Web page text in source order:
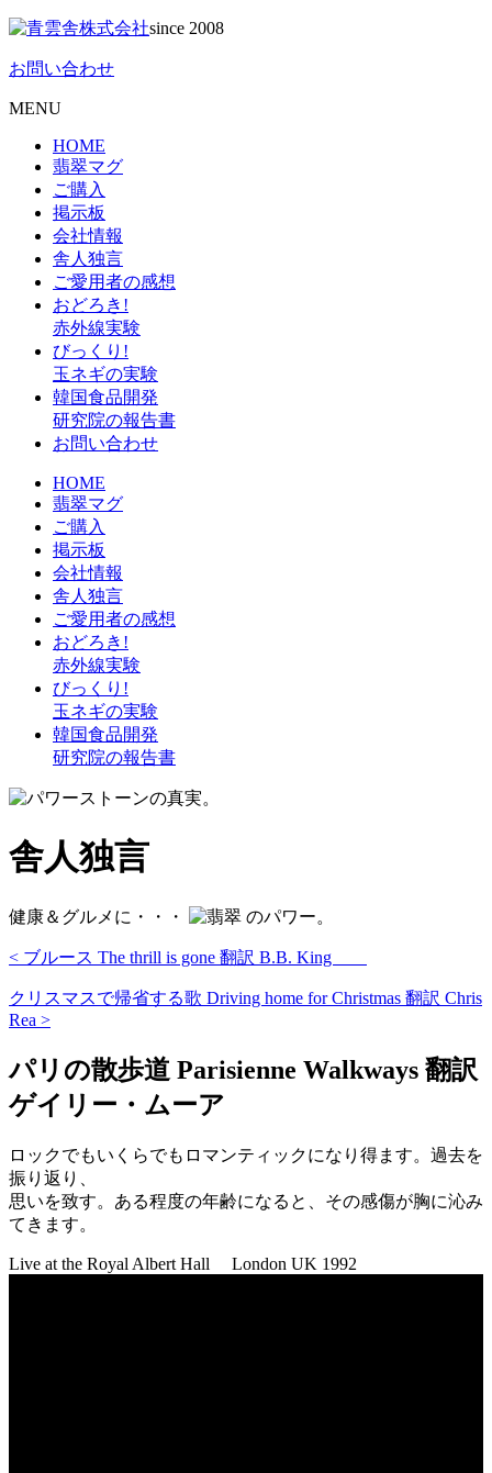
since 2008
お問い合わせ
MENU
HOME
翡翠マグ
ご購入
掲示板
会社情報
舎人独言
ご愛用者の感想
おどろき!
赤外線実験
びっくり!
玉ネギの実験
韓国食品開発
研究院の報告書
お問い合わせ
HOME
翡翠マグ
ご購入
掲示板
会社情報
舎人独言
ご愛用者の感想
おどろき!
赤外線実験
びっくり!
玉ネギの実験
韓国食品開発
研究院の報告書
舎人独言
健康＆グルメに・・・ のパワー。
< ブルース The thrill is gone 翻訳 B.B. King
クリスマスで帰省する歌 Driving home for Christmas 翻訳 Chris
Rea >
パリの散歩道 Parisienne Walkways 翻訳
ゲイリー・ムーア
ロックでもいくらでもロマンティックになり得ます。過去を
振り返り、
思いを致す。ある程度の年齢になると、その感傷が胸に沁み
てきます。
Live at the Royal Albert Hall London UK 1992